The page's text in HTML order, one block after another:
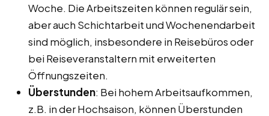
Woche. Die Arbeitszeiten können regulär sein,
aber auch Schichtarbeit und Wochenendarbeit
sind möglich, insbesondere in Reisebüros oder
bei Reiseveranstaltern mit erweiterten
Öffnungszeiten.
Überstunden: Bei hohem Arbeitsaufkommen,
z.B. in der Hochsaison, können Überstunden